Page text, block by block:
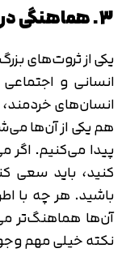
3. هماهنگی در روابط انسانی
یکی از ثروت‌های
انسانی و
انسان‌های خردمند،
هم یکی از آن‌ها
پیدا می‌کنیم. اگر
کنید، باید سعی
باشید. هر چه با
آن‌ها هماهنگ‌تر
نکته خیلی مهم